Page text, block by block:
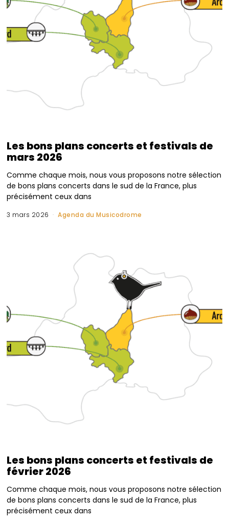
Les bons plans concerts et festivals de
mars 2026
Comme chaque mois, nous vous proposons notre sélection
de bons plans concerts dans le sud de la France, plus
précisément ceux dans
3 mars 2026 Agenda du Musicodrome
Les bons plans concerts et festivals de
février 2026
Comme chaque mois, nous vous proposons notre sélection
de bons plans concerts dans le sud de la France, plus
précisément ceux dans